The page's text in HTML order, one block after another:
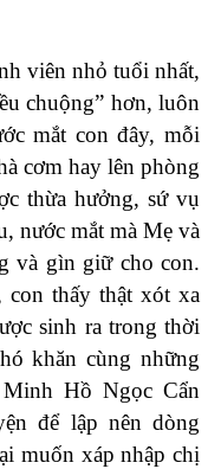
viên nhỏ tuổi nhất,
chuộng” hơn, luôn
mắt con đây, mỗi
cơm hay lên phòng
thừa hưởng, sứ vụ
nước mắt mà Mẹ và
và gìn giữ cho con.
con thấy thật xót xa
sinh ra trong thời
khăn cùng những
Hồ Ngọc Cẩn
để lập nên dòng
muốn xáp nhập chị